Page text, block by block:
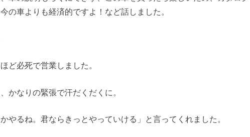
の車よりも経済的ですよ！など話しました。
ど必死で営業しました。
かなりの緊張で汗だくだくに。
やるね。君ならきっとやっていける」と言ってくれました。